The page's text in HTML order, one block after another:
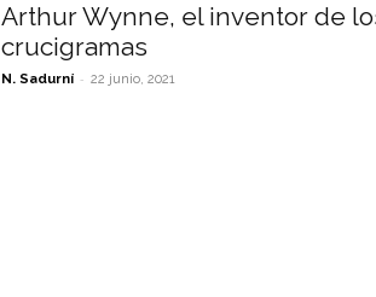
Arthur Wynne, el inventor de
crucigramas
N. Sadurní - 22 junio, 2021